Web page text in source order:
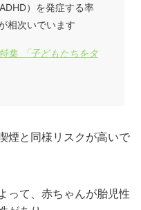
）を発症する率
相次いでいます
「子どもたちをタ
煙と同様リスクが高いで
って、赤ちゃんが胎児性